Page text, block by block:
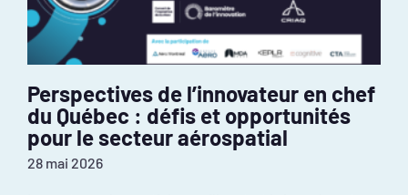
Perspectives de l’innovateur en chef
du Québec : défis et opportunités
pour le secteur aérospatial
28 mai 2026